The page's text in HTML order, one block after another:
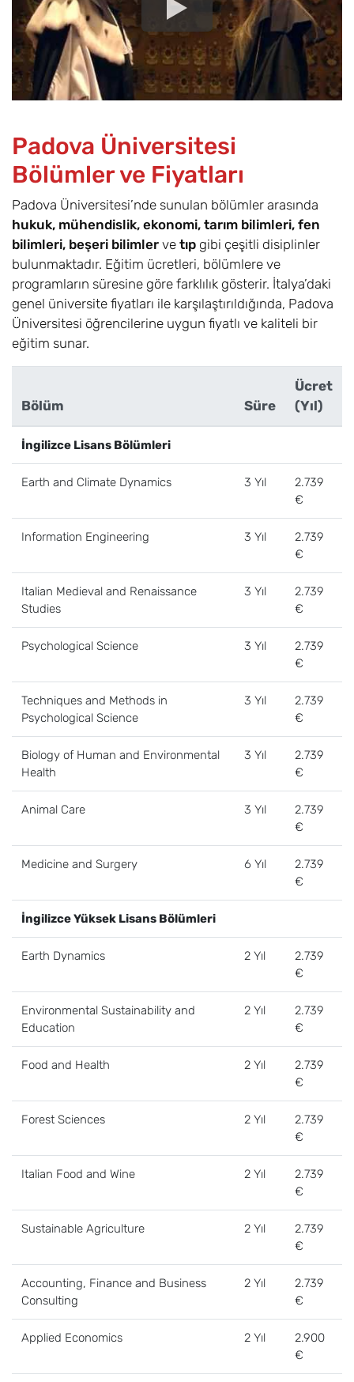
Padova Üniversitesi
Bölümler ve Fiyatları
Padova Üniversitesi’nde sunulan bölümler arasında
hukuk, mühendislik, ekonomi, tarım bilimleri, fen
bilimleri, beşeri bilimler ve tıp gibi çeşitli disiplinler
bulunmaktadır. Eğitim ücretleri, bölümlere ve
programların süresine göre farklılık gösterir. İtalya’daki
genel üniversite fiyatları ile karşılaştırıldığında, Padova
Üniversitesi öğrencilerine uygun fiyatlı ve kaliteli bir
eğitim sunar.
Bölüm Süre
Ücret
(Yıl)
İngilizce Lisans Bölümleri
Earth and Climate Dynamics 3 Yıl
2.739
€
Information Engineering 3 Yıl
2.739
€
Italian Medieval and Renaissance
Studies
3 Yıl
2.739
€
Psychological Science 3 Yıl
2.739
€
Techniques and Methods in
Psychological Science
3 Yıl
2.739
€
Biology of Human and Environmental
Health
3 Yıl
2.739
€
Animal Care 3 Yıl
2.739
€
Medicine and Surgery 6 Yıl
2.739
€
İngilizce Yüksek Lisans Bölümleri
Earth Dynamics 2 Yıl
2.739
€
Environmental Sustainability and
Education
2 Yıl
2.739
€
Food and Health 2 Yıl
2.739
€
Forest Sciences 2 Yıl
2.739
€
Italian Food and Wine 2 Yıl
2.739
€
Sustainable Agriculture 2 Yıl
2.739
€
Accounting, Finance and Business
Consulting
2 Yıl
2.739
€
Applied Economics 2 Yıl
2.900
€